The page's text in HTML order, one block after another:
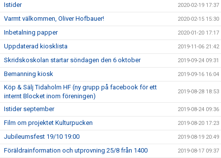
Istider 2020-02-19 17:37
Varmt välkommen, Oliver Hofbauer! 2020-02-15 15:30
Inbetalning papper 2020-01-20 17:17
Uppdaterad kiosklista 2019-11-06 21:42
Skridskoskolan startar söndagen den 6 oktober 2019-09-24 09:31
Bemanning kiosk 2019-09-16 16:04
Köp & Sälj Tidaholm HF (ny grupp på facebook för ett
internt Blocket inom föreningen)
2019-08-28 18:53
Istider september 2019-08-24 09:36
Film om projektet Kulturpucken 2019-08-20 17:23
Jubileumsfest 19/10 19:00 2019-08-19 20:49
Föräldrainformation och utprovning 25/8 från 1400 2019-08-17 09:37